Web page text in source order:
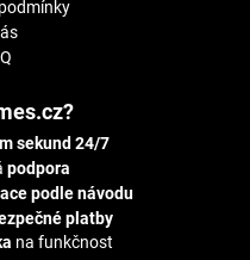
sekund 24/7
podpora
podle návodu
platby
na funkčnost